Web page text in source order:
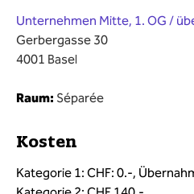
Unternehmen Mitte, 1. OG /
Gerbergasse 30
4001 Basel
Raum: Séparée
Kosten
Kategorie 1: CHF: 0.-,